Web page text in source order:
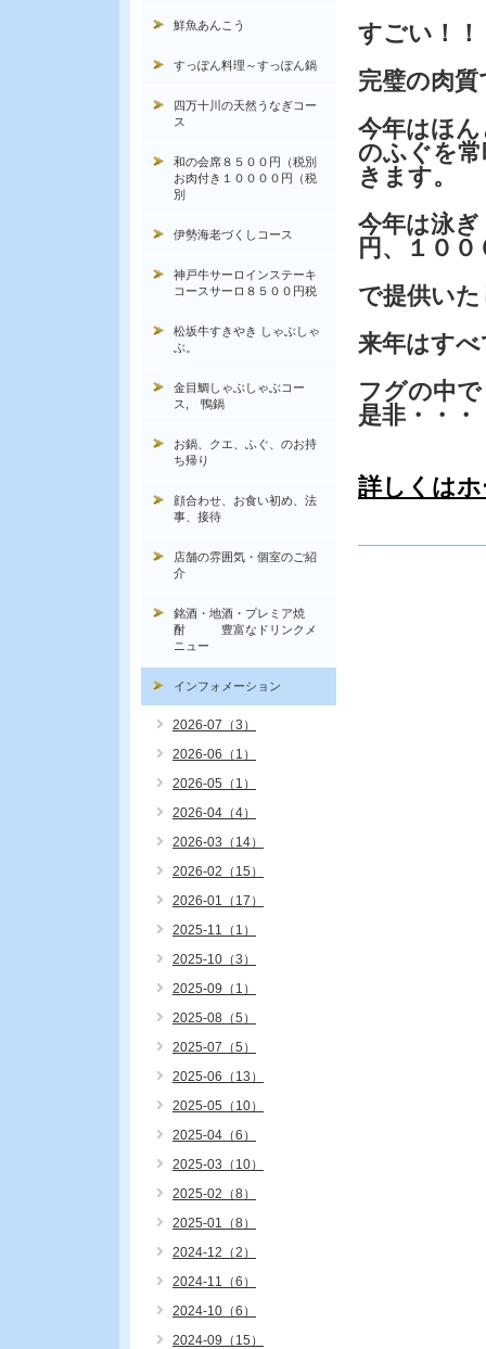
すごい！！
完璧の肉質
今年はほ
のふぐを
きます。
今年は泳
円、１０
で提供い
来年はす
フグの中
是非・・・
詳しくは
鮮魚あんこう
すっぽん料理～すっぽん鍋
四万十川の天然うなぎコー
ス
和の会席８５００円（税別
お肉付き１００００円（税
別
伊勢海老づくしコース
神戸牛サーロインステーキ
コースサーロ８５００円税
松坂牛すきやき しゃぶしゃ
ぶ。
金目鯛しゃぶしゃぶコー
ス, 鴨鍋
お鍋、クエ、ふぐ、のお持
ち帰り
顔合わせ、お食い初め、法
事、接待
店舗の雰囲気・個室のご紹
介
銘酒・地酒・プレミア焼
酎 豊富なドリンクメ
ニュー
インフォメーション
2026-07（3）
2026-06（1）
2026-05（1）
2026-04（4）
2026-03（14）
2026-02（15）
2026-01（17）
2025-11（1）
2025-10（3）
2025-09（1）
2025-08（5）
2025-07（5）
2025-06（13）
2025-05（10）
2025-04（6）
2025-03（10）
2025-02（8）
2025-01（8）
2024-12（2）
2024-11（6）
2024-10（6）
2024-09（15）